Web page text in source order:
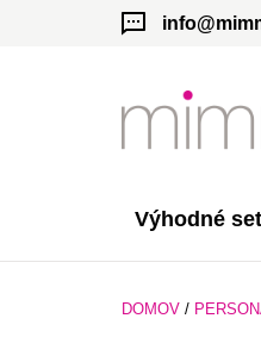
Výhodné
DOMOV /